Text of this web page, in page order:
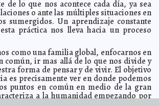
alemán alerta sobre el fin de la caligrafía A7
Lois Izquierdo
el tsunami azul
efectúa acciones propias de la delincuencia
de Josefina Vázquez Mota Guillermo Barrera
Santos será la estrella del Fashion's Fight
Guillermo Barrera Fernandez
el país con más ancianos en América Latina
de lo que nos acontece cada día, ya sea
o ante las múltiples situaciones en
sumergidos. Un aprendizaje constante
práctica nos lleva hacia un proceso
como una familia global, enfocarnos en
común, ir mas allá de lo que nos divide y
forma de pensar y de vivir. El objetivo
es precisamente ver en donde podemos
puntos en común en medio de la gran
a la humanidad empezando por